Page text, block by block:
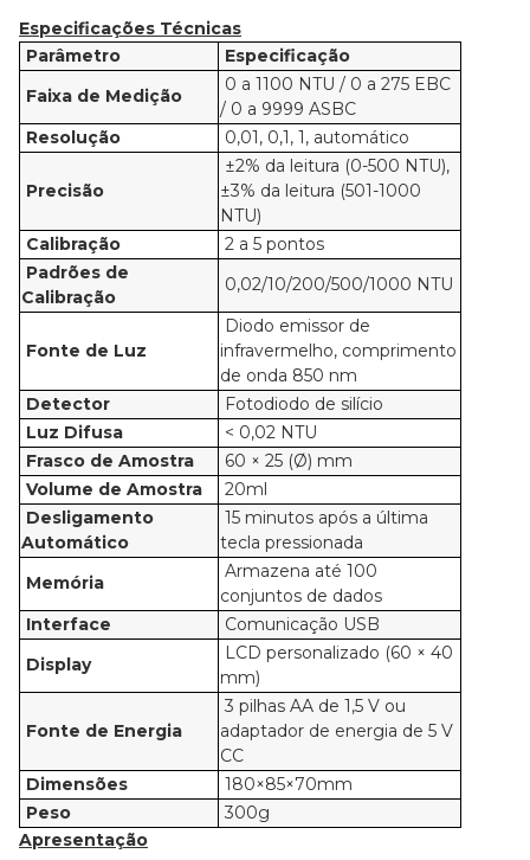
Especificações Técnicas
Parâmetro
Especificação
Faixa de Medição
0 a 1100 NTU / 0 a 275 EBC
/ 0 a 9999 ASBC
Resolução
0,01, 0,1, 1, automático
Precisão
±2% da leitura (0-500 NTU),
±3% da leitura (501-1000
NTU)
Calibração
2 a 5 pontos
Padrões de
Calibração
0,02/10/200/500/1000 NTU
Fonte de Luz
Diodo emissor de
infravermelho, comprimento
de onda 850 nm
Detector
Fotodiodo de silício
Luz Difusa
< 0,02 NTU
Frasco de Amostra
60 × 25 (Ø) mm
Volume de Amostra
20ml
Desligamento
Automático
15 minutos após a última
tecla pressionada
Memória
Armazena até 100
conjuntos de dados
Interface
Comunicação USB
Display
LCD personalizado (60 × 40
mm)
Fonte de Energia
3 pilhas AA de 1,5 V ou
adaptador de energia de 5 V
CC
Dimensões
180×85×70mm
Peso
300g
Apresentação